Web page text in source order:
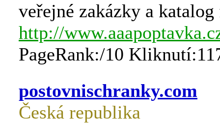
veřejné zakázky a
http://
PageRank:/10
postovnischranky.com
Česká republika